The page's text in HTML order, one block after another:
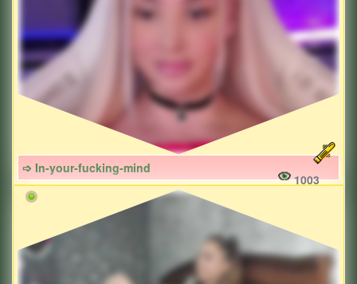
➩ In-your-fucking-mind
1003